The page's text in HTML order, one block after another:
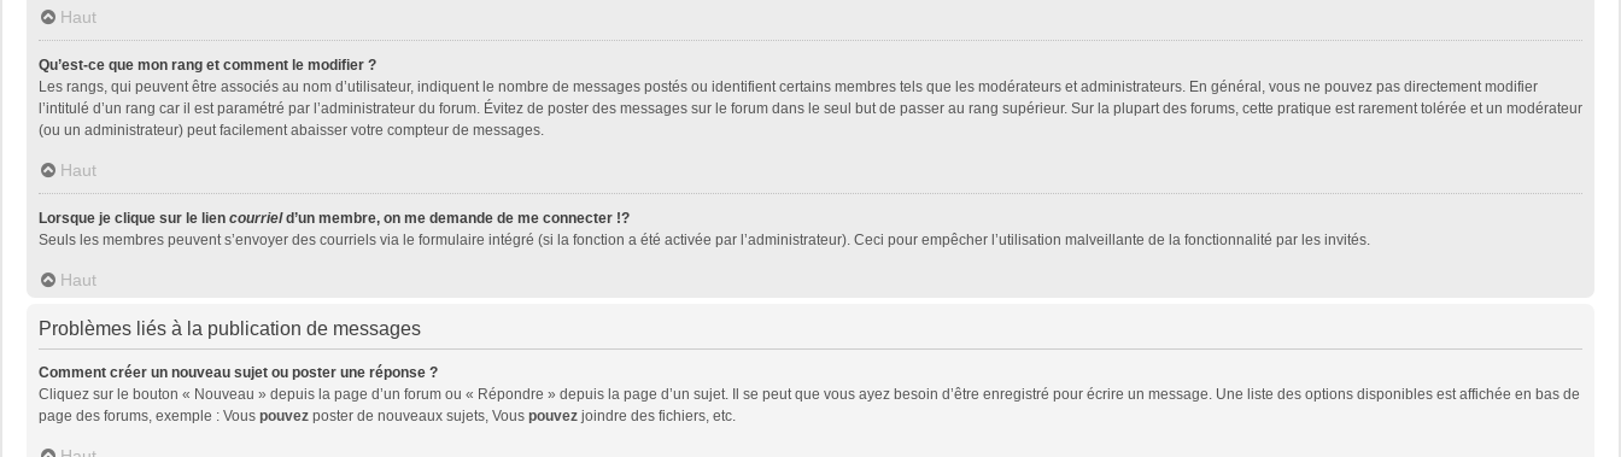
Haut
Qu’est-ce que mon rang et comment le modifier ?
Les rangs, qui peuvent être associés au nom d’utilisateur, indiquent le nombre de messages postés ou identifient certains membres tels que les modérateurs et administrateurs. En général, vous ne pouvez pas directement modifier
l’intitulé d’un rang car il est paramétré par l’administrateur du forum. Évitez de poster des messages sur le forum dans le seul but de passer au rang supérieur. Sur la plupart des forums, cette pratique est rarement tolérée et un modérateur
(ou un administrateur) peut facilement abaisser votre compteur de messages.
Haut
Lorsque je clique sur le lien courrield’un membre, on me demande de me connecter !?
Seuls les membres peuvent s’envoyer des courriels via le formulaire intégré (si la fonction a été activée par l’administrateur). Ceci pour empêcher l’utilisation malveillante de la fonctionnalité par les invités.
Haut
Problèmes liés à la publication de messages
Comment créer un nouveau sujet ou poster une réponse ?
Cliquez sur le bouton « Nouveau » depuis la page d’un forum ou « Répondre » depuis la page d’un sujet. Il se peut que vous ayez besoin d’être enregistré pour écrire un message. Une liste des options disponibles est affichée en bas de
page des forums, exemple : Vous pouvez poster de nouveaux sujets, Vous pouvez joindre des fichiers, etc.